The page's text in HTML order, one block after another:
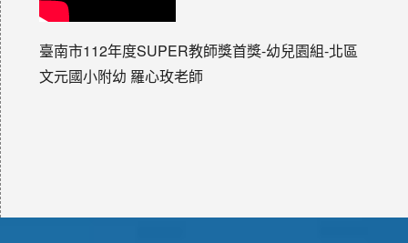
臺南市112年度SUPER教師獎首獎-幼兒園組-北區
文元國小附幼 羅心玫老師